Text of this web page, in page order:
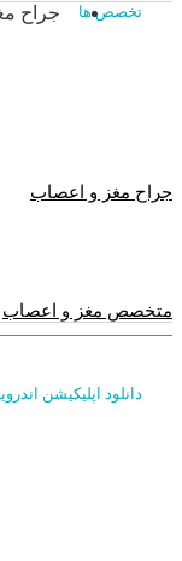
تخصص ها جراح
جراح مغز و اعصاب
متخصص مغز و اعصاب
دانلود اپلیکیشن